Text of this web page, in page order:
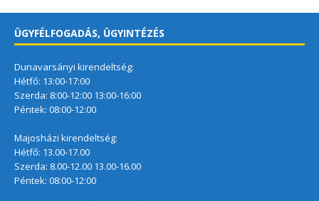
ÜGYFÉLFOGADÁS, ÜGYINTÉZÉS
Dunavarsányi kirendeltség:
Hétfő: 13:00-17:00
Szerda: 8:00-12:00 13:00-16:00
Péntek: 08:00-12:00
Majosházi kirendeltség:
Hétfő: 13.00-17.00
Szerda: 8.00-12.00 13.00-16.00
Péntek: 08:00-12:00